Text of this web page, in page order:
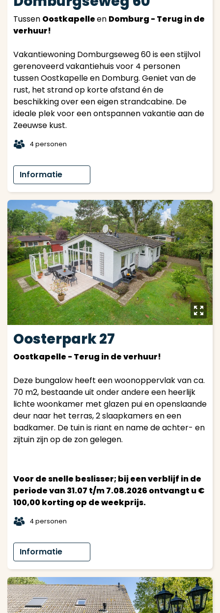
Tussen Oostkapelleen Domburg - Terug in de
verhuur!
Vakantiewoning Domburgseweg 60 is een stijlvol
gerenoveerd vakantiehuis voor 4 personen
tussen Oostkapelle en Domburg. Geniet van de
rust, het strand op korte afstand én de
beschikking over een eigen strandcabine. De
ideale plek voor een ontspannen vakantie aan de
Zeeuwse kust.
t 4 personen
Informatie
y
Oosterpark 27
Oostkapelle - Terug in de verhuur!
Deze bungalow heeft een woonoppervlak van ca.
70 m2, bestaande uit onder andere een heerlijk
lichte woonkamer met glazen pui en openslaande
deur naar het terras, 2 slaapkamers en een
badkamer. De tuin is riant en name de achter- en
zijtuin zijn op de zon gelegen.
Voor de snelle beslisser; bij een verblijf in de
periode van 31.07 t/m 7.08.2026 ontvangt u €
100,00 korting op de weekprijs.
t 4 personen
Informatie